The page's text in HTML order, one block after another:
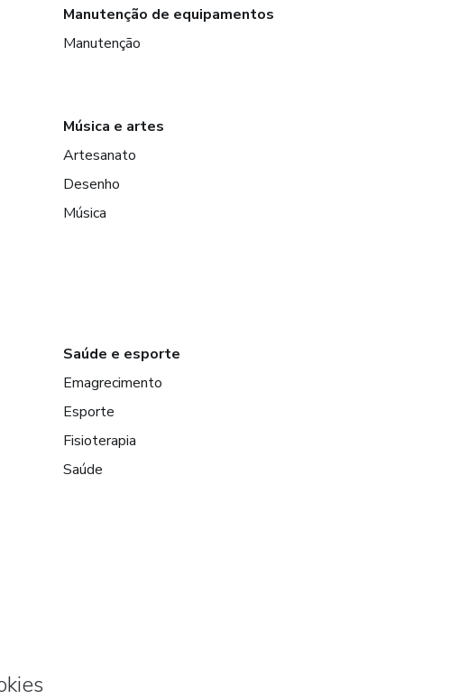
Manutenção de equipamentos
Manutenção
Música e artes
Artesanato
Desenho
Música
Saúde e esporte
Emagrecimento
Esporte
Fisioterapia
Saúde